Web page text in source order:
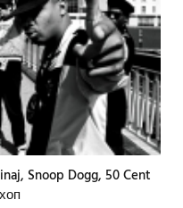
Snoop Dogg, 50 Cent